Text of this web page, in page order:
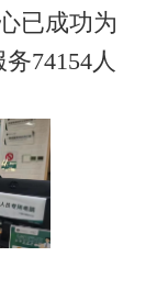
已成功为
74154人